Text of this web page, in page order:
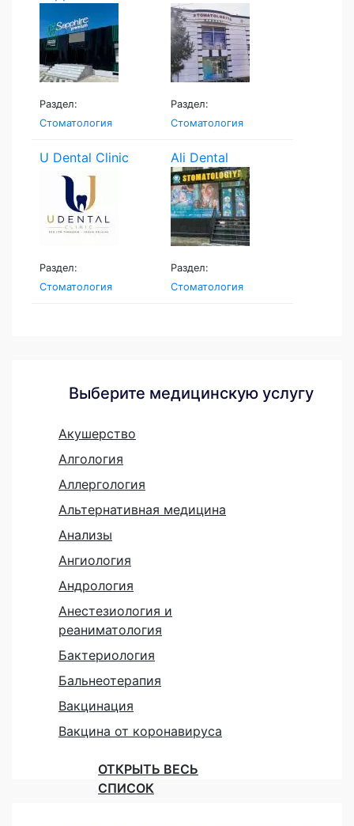
Раздел:
Стоматология
Раздел:
Стоматология
U Dental Clinic
Раздел:
Стоматология
Ali Dental
Раздел:
Стоматология
Выберите медицинскую услугу
Акушерство
Алгология
Аллергология
Альтернативная медицина
Анализы
Ангиология
Андрология
Анестезиология и
реаниматология
Бактериология
Бальнеотерапия
Вакцинация
Вакцина от коронавируса
ОТКРЫТЬ ВЕСЬ
СПИСОК